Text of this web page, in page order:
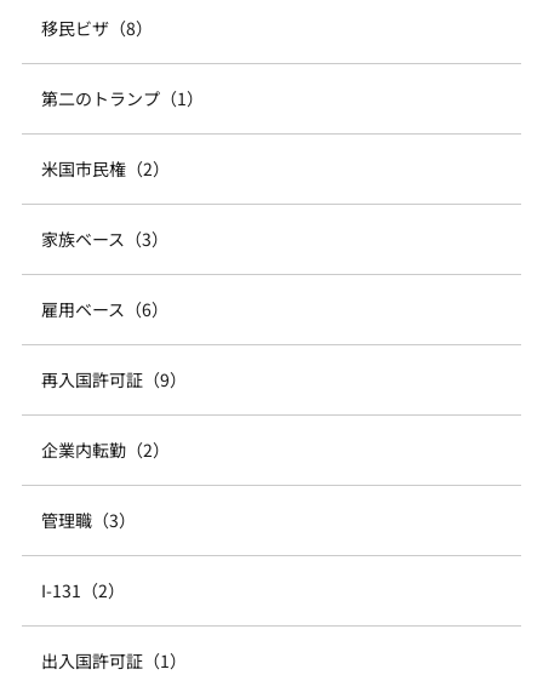
移民ビザ（8）
第二のトランプ（1）
米国市民権（2）
家族ベース（3）
雇用ベース（6）
再入国許可証（9）
企業内転勤（2）
管理職（3）
I-131（2）
出入国許可証（1）